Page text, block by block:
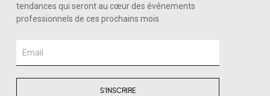
tendances qui seront au cœur des événements
professionnels de ces prochains mois.
S'INSCRIRE